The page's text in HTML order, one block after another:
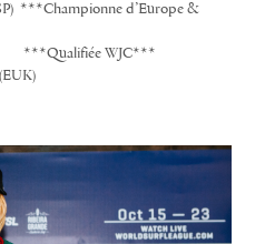
***Championne d’Europe &
WJC***